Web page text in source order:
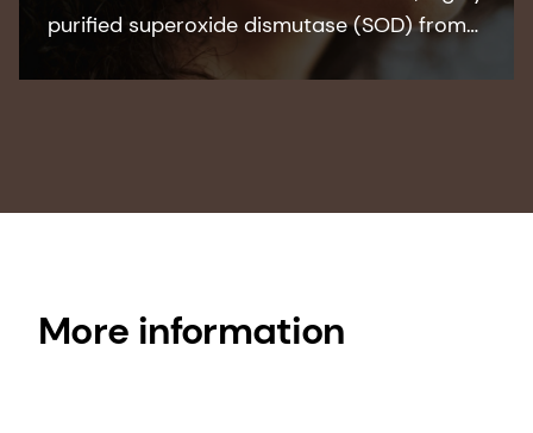
purified superoxide dismutase (SOD) from
Saccharomyces cerevisiae with
More information